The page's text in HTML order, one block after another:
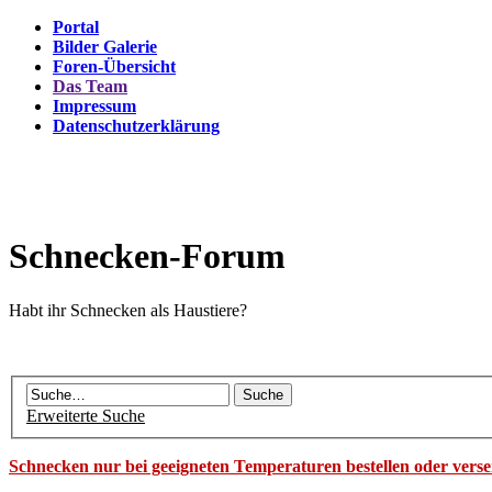
Portal
Bilder Galerie
Foren-Übersicht
Das Team
Impressum
Datenschutzerklärung
Schnecken-Forum
Habt ihr Schnecken als Haustiere?
Erweiterte Suche
Schnecken nur bei geeigneten Temperaturen bestellen oder